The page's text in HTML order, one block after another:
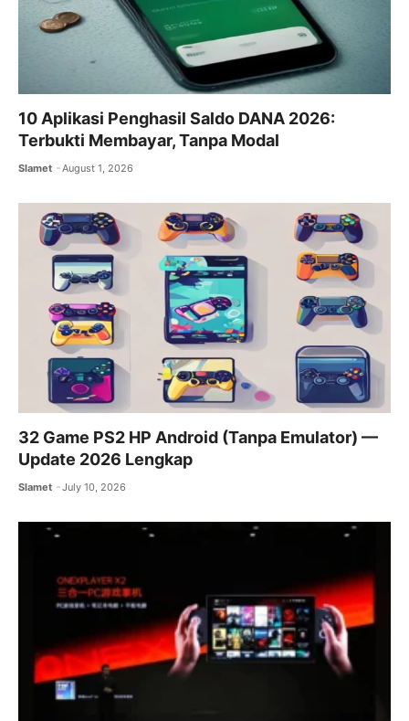
10 Aplikasi Penghasil Saldo DANA 2026:
Terbukti Membayar, Tanpa Modal
Slamet August 1, 2026
32 Game PS2 HP Android (Tanpa Emulator) —
Update 2026 Lengkap
Slamet July 10, 2026